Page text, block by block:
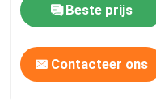
Beste prijs
Contacteer ons